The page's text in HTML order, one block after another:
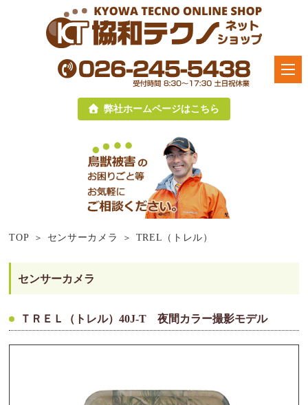
弊社ホームページはこちら
TOP センサーカメラ TREL（トレル）
センサーカメラ
ＴＲＥＬ（トレル）40J-T 夜間カラー撮影モデル